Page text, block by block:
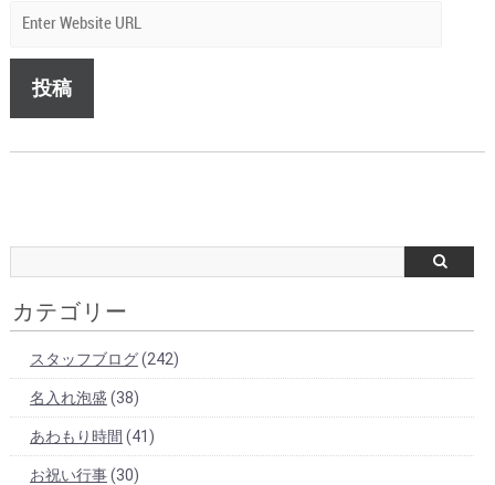
カテゴリー
スタッフブログ(242)
名入れ泡盛 (38)
あわもり時間 (41)
お祝い行事(30)